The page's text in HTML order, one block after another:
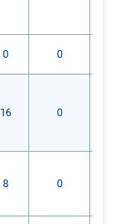
0 0
16 0
8 0